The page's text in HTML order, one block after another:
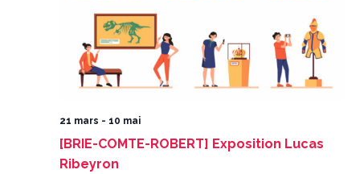
21 mars - 10 mai
[BRIE-COMTE-ROBERT] Exposition Lucas
Ribeyron